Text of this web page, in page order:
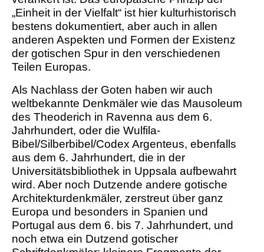
„Einheit in der Vielfalt“ ist hier kulturhistorisch
bestens dokumentiert, aber auch in allen
anderen Aspekten und Formen der Existenz
der gotischen Spur in den verschiedenen
Teilen Europas.
Als Nachlass der Goten haben wir auch
weltbekannte Denkmäler wie das Mausoleum
des Theoderich in Ravenna aus dem 6.
Jahrhundert, oder die Wulfila-
Bibel/Silberbibel/Codex Argenteus, ebenfalls
aus dem 6. Jahrhundert, die in der
Universitätsbibliothek in Uppsala aufbewahrt
wird. Aber noch Dutzende andere gotische
Architektur­denkmäler, zerstreut über ganz
Europa und besonders in Spanien und
Portugal aus dem 6. bis 7. Jahrhundert, und
noch etwa ein Dutzend gotischer